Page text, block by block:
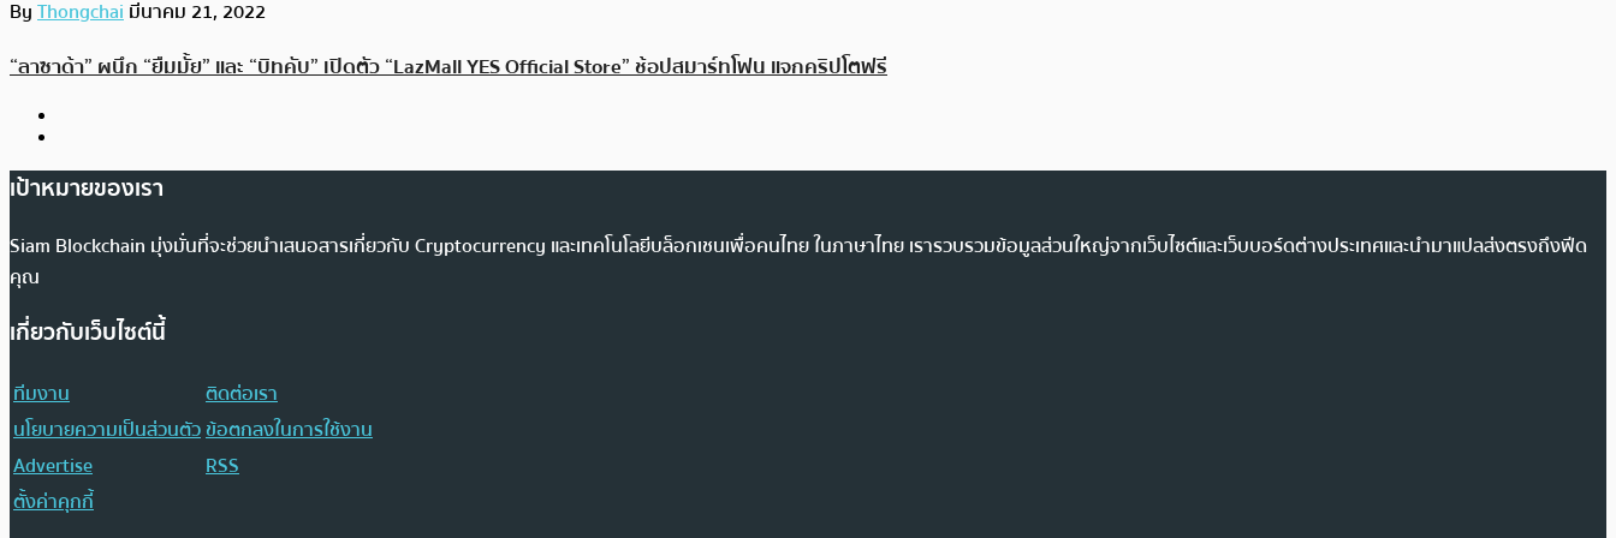
ByThongchaiมีนาคม 21, 2022
“ลาซาด้า” ผนึก “ยืมมั้ย” และ “บิทคับ” เปิดตัว “LazMall YES Official Store” ช้อปสมาร์ทโฟน แจกคริปโตฟรี
เป้าหมายของเรา
Siam Blockchain มุ่งมั่นที่จะช่วยนำเสนอสารเกี่ยวกับ Cryptocurrency และเทคโนโลยีบล็อกเชนเพื่อคนไทย ในภาษาไทย เรารวบรวมข้อมูลส่วนใหญ่จากเว็บไซต์และเว็บบอร์ดต่างประเทศและนำมาแปลส่งตรงถึงฟีด
คุณ
เกี่ยวกับเว็บไซต์นี้
ทีมงาน
ติดต่อเรา
นโยบายความเป็นส่วนตัวข้อตกลงในการใช้งาน
Advertise
RSS
ตั้งค่าคุกกี้